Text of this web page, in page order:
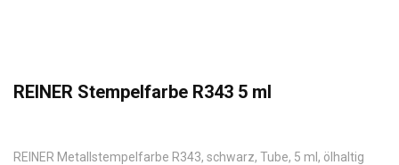
REINER Stempelfarbe R343 5 ml
REINER Metallstempelfarbe R343, schwarz, Tube, 5 ml, ölhaltig